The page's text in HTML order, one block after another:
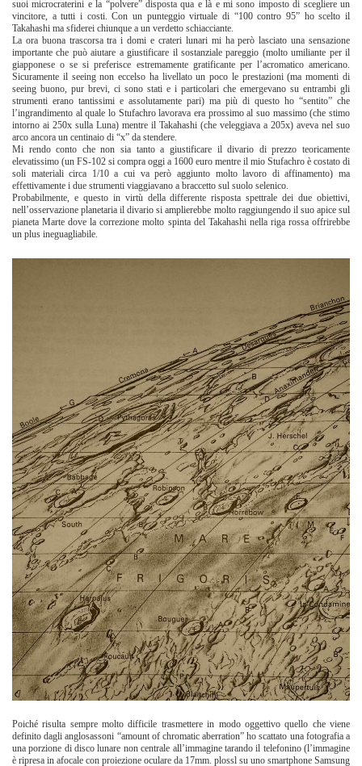
suoi microcraterini e la “polvere” disposta qua e là e mi sono imposto di scegliere un
vincitore, a tutti i costi. Con un punteggio virtuale di “100 contro 95” ho scelto il
Takahashi ma sfiderei chiunque a un verdetto schiacciante.
La ora buona trascorsa tra i domi e crateri lunari mi ha però lasciato una sensazione
importante che può aiutare a giustificare il sostanziale pareggio (molto umiliante per il
giapponese o se si preferisce estremamente gratificante per l’acromatico americano.
Sicuramente il seeing non eccelso ha livellato un poco le prestazioni (ma momenti di
seeing buono, pur brevi, ci sono stati e i particolari che emergevano su entrambi gli
strumenti erano tantissimi e assolutamente pari) ma più di questo ho “sentito” che
l’ingrandimento al quale lo Stufachro lavorava era prossimo al suo massimo (che stimo
intorno ai 250x sulla Luna) mentre il Takahashi (che veleggiava a 205x) aveva nel suo
arco ancora un centinaio di “x” da stendere.
Mi rendo conto che non sia tanto a giustificare il divario di prezzo teoricamente
elevatissimo (un FS-102 si compra oggi a 1600 euro mentre il mio Stufachro è costato di
soli materiali circa 1/10 a cui va però aggiunto molto lavoro di affinamento) ma
effettivamente i due strumenti viaggiavano a braccetto sul suolo selenico.
Probabilmente, e questo in virtù della differente risposta spettrale dei due obiettivi,
nell’osservazione planetaria il divario si amplierebbe molto raggiungendo il suo apice sul
pianeta Marte dove la correzione molto spinta del Takahashi nella riga rossa offrirebbe
un plus ineguagliabile.
Poiché risulta sempre molto difficile trasmettere in modo oggettivo quello che viene
definito dagli anglosassoni “amount of chromatic aberration” ho scattato una fotografia a
una porzione di disco lunare non centrale all’immagine tarando il telefonino (l’immagine
è ripresa in afocale con proiezione oculare da 17mm. plossl su uno smartphone Samsung